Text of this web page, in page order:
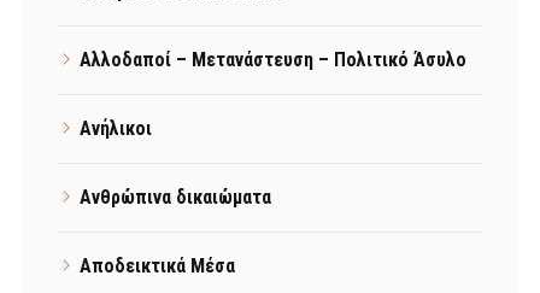
Αλλοδαποί – Μετανάστευση – Πολιτικό Άσυλο
Ανήλικοι
Ανθρώπινα δικαιώματα
Αποδεικτικά Μέσα